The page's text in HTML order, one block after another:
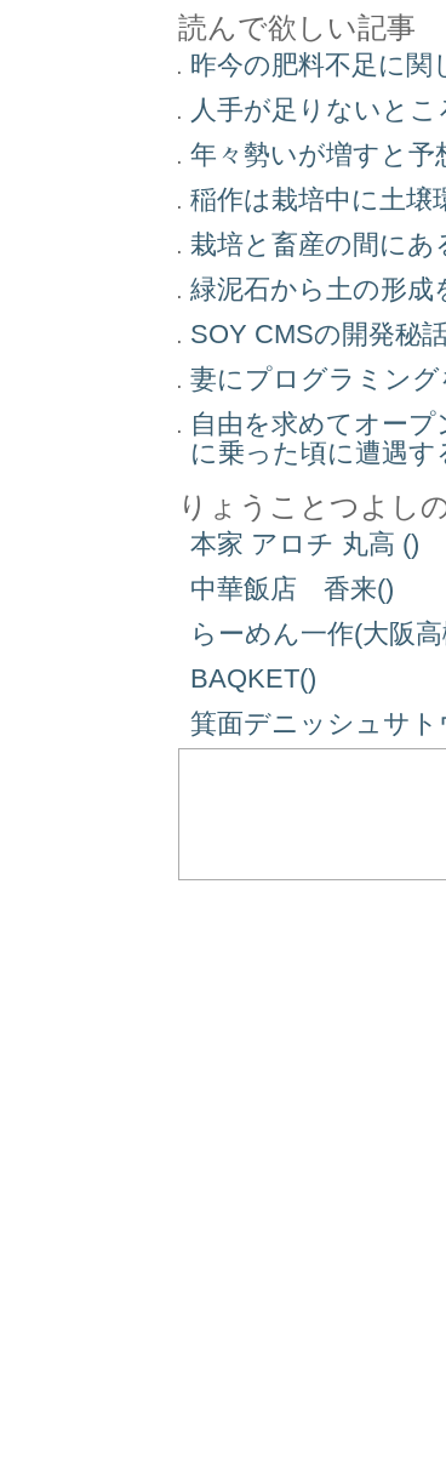
読んで欲しい記事
昨今の肥料不足に関
人手が足りないとこ
年々勢いが増すと予
稲作は栽培中に土壌
栽培と畜産の間にあ
緑泥石から土の形成
SOY CMSの開発秘
妻にプログラミン
自由を求めてオー
に乗った頃に遭遇す
りょうことつよし
本家 アロチ 丸高 ()
中華飯店 香来()
らーめん一作(大阪
BAQKET()
箕面デニッシュサ